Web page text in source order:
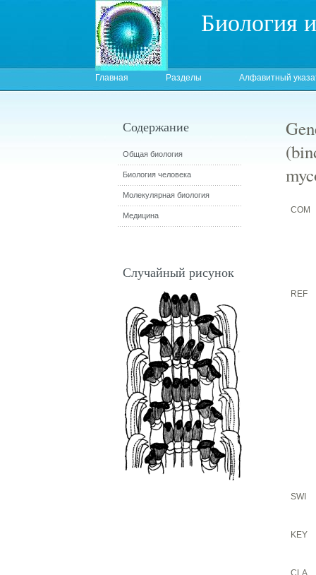
Биология
Главная Разделы Алфавитный
COM
REF
SWI
KEY
CLA
Содержание
Общая биология
Биология человека
Молекулярная биология
Медицина
Случайный рисунок